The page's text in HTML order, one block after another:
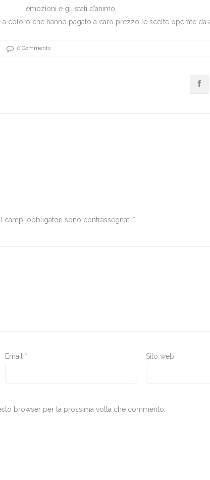
emozioni e gli stati d’animo.
coloro che hanno pagato a caro prezzo le scelte operate da
0 Comments
I campi obbligatori sono contrassegnati *
Email * Sito web
browser per la prossima volta che commento.